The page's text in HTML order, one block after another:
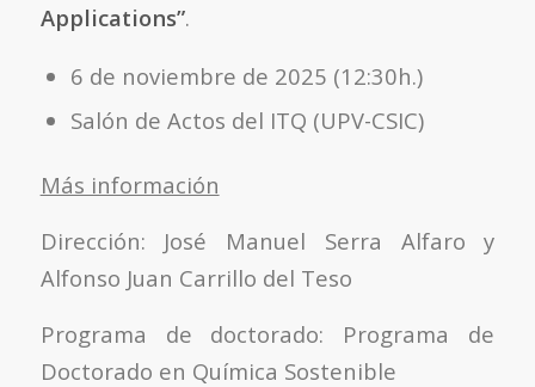
Applications”.
6 de noviembre de 2025 (12:30h.)
Salón de Actos del ITQ (UPV-CSIC)
Más información
Dirección: José Manuel Serra Alfaro y
Alfonso Juan Carrillo del Teso
Programa de doctorado: Programa de
Doctorado en Química Sostenible